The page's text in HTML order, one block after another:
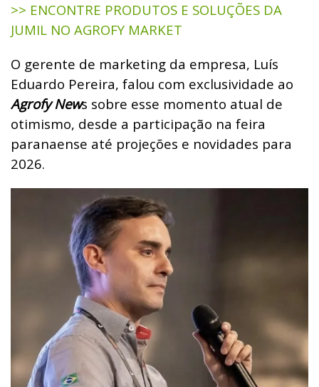
>> ENCONTRE PRODUTOS E SOLUÇÕES DA
JUMIL NO AGROFY MARKET
O gerente de marketing da empresa, Luís
Eduardo Pereira, falou com exclusividade ao
Agrofy News sobre esse momento atual de
otimismo, desde a participação na feira
paranaense até projeções e novidades para
2026.